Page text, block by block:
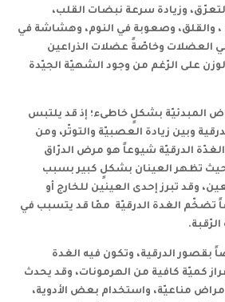
وزيادة سرعة نبضات القلب،
، والقلق، وصعوبة في النوم، وهشاشة في
وخاصّةً عضلات الذراعين
على الرّغم من وجود الشهيّة الجيّدة
المبدئيّة بشكلٍ خاطىء؛ إذ قد يلتبس
وبين زيادة العصبيّة والتوتّر، ومن
الدرقيّة شيوعاً هو مرض الدرّاق
تظهر العينان بشكلٍ كبير بسبب
وقد تبرز إحدى العينين للخارج أو
تضخّم الغدة الدرقيّة ممّا قد يتسبب في
الدرقية، وتكون فيه الغدة
كميّة كافية من الهرمونات، وقد يحدث
مناعيّة، واستخدام بعض الأدوية،